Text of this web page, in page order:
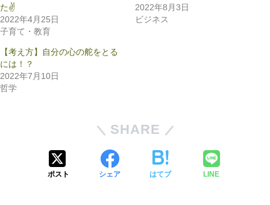
た✌️
2022年4月25日
子育て・教育
2022年8月3日
ビジネス
【考え方】自分の心の舵をとる
には！？
2022年7月10日
哲学
SHARE
ポスト シェア はてブ LINE